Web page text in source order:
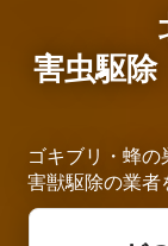
害虫駆除
ゴキブリ・蜂の
害獣駆除の業者